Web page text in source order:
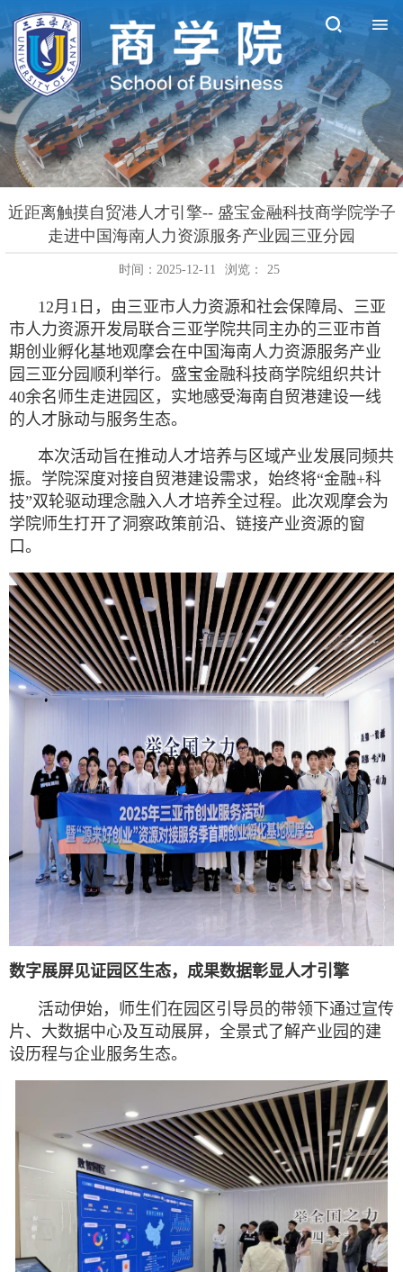
近距离触摸自贸港人才引擎-- 盛宝金融科技商学院学子
走进中国海南人力资源服务产业园三亚分园
时间：2025-12-11 浏览： 25
12月 1 日，由三亚市人力资源和社会保障局、三亚
市人力资源开发局联合三亚学院共同主办的三亚市首
期创业孵化基地观摩会在中国海南人力资源服务产业
园三亚分园顺利举行。盛宝金融科技商学院组织共计
40余名师生走进园区，实地感受海南自贸港建设一线
的人才脉动与服务生态。
本次活动旨在推动人才培养与区域产业发展同频共
振。学院深度对接自贸港建设需求，始终将“金融+科
技”双轮驱动理念融入人才培养全过程。此次观摩会为
学院师生打开了洞察政策前沿、链接产业资源的窗
口。
数字展屏见证园区生态，成果数据彰显人才引擎
活动伊始，师生们在园区引导员的带领下通过宣传
片、大数据中心及互动展屏，全景式了解产业园的建
设历程与企业服务生态。